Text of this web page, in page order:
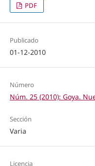
PDF
Publicado
01-12-2010
Número
Núm. 25 (2010): Goya.
Sección
Varia
Licencia